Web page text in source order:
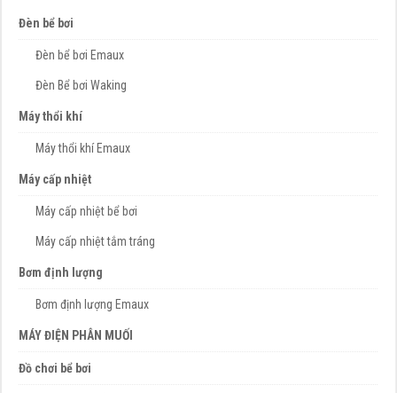
Đèn bể bơi
Đèn bể bơi Emaux
Đèn Bể bơi Waking
Máy thổi khí
Máy thổi khí Emaux
Máy cấp nhiệt
Máy cấp nhiệt bể bơi
Máy cấp nhiệt tắm tráng
Bơm định lượng
Bơm định lượng Emaux
MÁY ĐIỆN PHÂN MUỐI
Đồ chơi bể bơi